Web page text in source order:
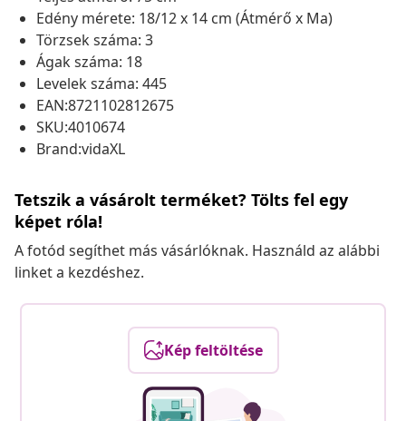
Edény mérete: 18/12 x 14 cm (Átmérő x Ma)
Törzsek száma: 3
Ágak száma: 18
Levelek száma: 445
EAN:8721102812675
SKU:4010674
Brand:vidaXL
Tetszik a vásárolt terméket? Tölts fel egy
képet róla!
A fotód segíthet más vásárlóknak. Használd az alábbi
linket a kezdéshez.
Kép feltöltése